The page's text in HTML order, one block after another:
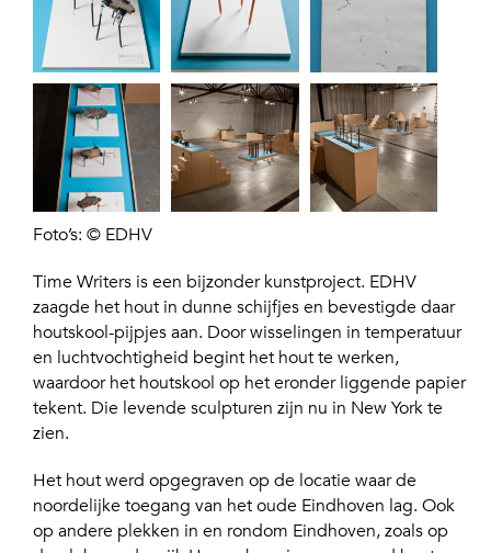
Foto’s: © EDHV
Time Writers is een bijzonder kunstproject. EDHV
zaagde het hout in dunne schijfjes en bevestigde daar
houtskool-pijpjes aan. Door wisselingen in temperatuur
en luchtvochtigheid begint het hout te werken,
waardoor het houtskool op het eronder liggende papier
tekent. Die levende sculpturen zijn nu in New York te
zien.
Het hout werd opgegraven op de locatie waar de
noordelijke toegang van het oude Eindhoven lag. Ook
op andere plekken in en rondom Eindhoven, zoals op